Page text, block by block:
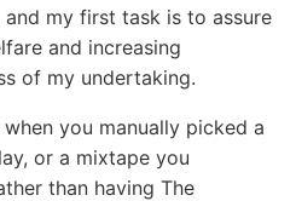
my first task is to assure
and increasing
of my undertaking.
you manually picked a
or a mixtape you
than having The